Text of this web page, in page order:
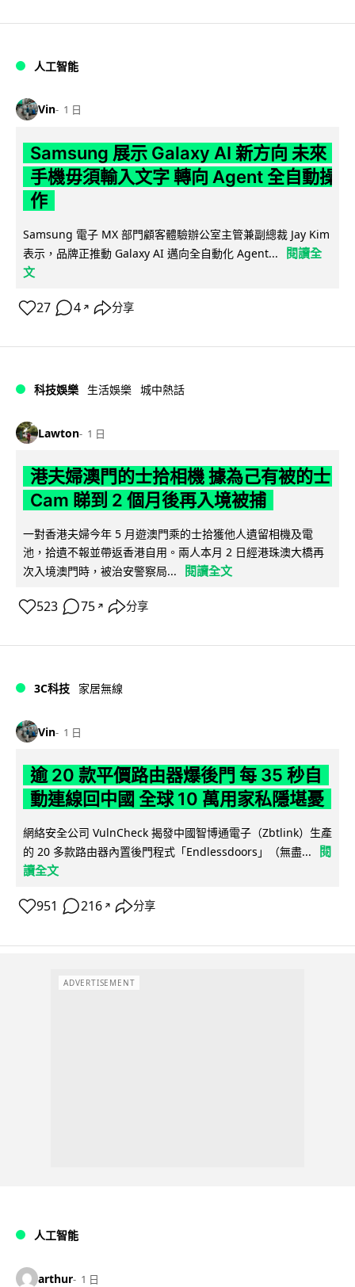
人工智能
Vin 1 日
Samsung 展示 Galaxy AI 新方向 未來
手機毋須輸入文字 轉向 Agent 全自動操
作
Samsung 電子 MX 部門顧客體驗辦公室主管兼副總裁 Jay Kim
表示，品牌正推動 Galaxy AI 邁向全自動化 Agent...
閱讀全
文
27 4 ↗ 分享
科技娛樂 生活娛樂 城中熱話
Lawton 1 日
港夫婦澳門的士拾相機 據為己有被的士
Cam 睇到 2 個月後再入境被捕
一對香港夫婦今年 5 月遊澳門乘的士拾獲他人遺留相機及電
池，拾遺不報並帶返香港自用。兩人本月 2 日經港珠澳大橋再
次入境澳門時，被治安警察局...
閱讀全文
523 75 ↗ 分享
3C科技 家居無線
Vin 1 日
逾 20 款平價路由器爆後門 每 35 秒自
動連線回中國 全球 10 萬用家私隱堪憂
網絡安全公司 VulnCheck 揭發中國智博通電子（Zbtlink）生產
的 20 多款路由器內置後門程式「Endlessdoors」（無盡...
閱
讀全文
951 216 ↗ 分享
ADVERTISEMENT
人工智能
arthur 1 日